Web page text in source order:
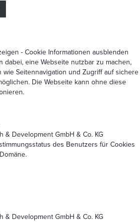
- Cookie Informationen ausblenden
dabei, eine Webseite nutzbar zu machen,
Seitennavigation und Zugriff auf sichere
Die Webseite kann ohne diese
& Development GmbH & Co. KG
des Benutzers für Cookies
& Development GmbH & Co. KG